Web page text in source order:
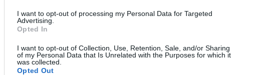
I want to opt-out of processing my Personal Data for Targeted
Advertising.
Opted In
I want to opt-out of Collection, Use, Retention, Sale, and/or Sharing
of my Personal Data that Is Unrelated with the Purposes for which it
was collected.
Opted Out